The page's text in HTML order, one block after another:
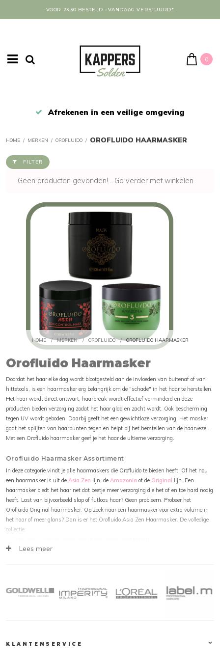
VOOR 23:30 BESTELD =VANDAAG VERSTUURD*
0
Afrekenen in een veilige omgeving
HOME / MERKEN / OROFLUIDO / OROFLUIDO HAARMASKER
FILTER
Geen producten gevonden!... Ga verder met winkelen
HOME / MERKEN / OROFLUIDO / OROFLUIDO HAARMASKER
Orofluido Haarmasker
Doordat het haar elke dag wordt blootgesteld aan de invloeden van buitenaf of van
hittetools, is een haarmasker erg belangrijk om de "schade" in het haar te herstellen.
Het haar wordt direct ontwart, haarbreuk wordt effectief verminderd en deze
producten bieden verzorging zodat het haar glad en zacht wordt. Ook bescherming
tegen UV wordt geboden. Daarbij geeft het een gewichtloze verzorging. Het masker
gaat het splijten van haarpunten tegen en helpt bij het herstellen van de haarvezel.
Met een Orofluido haarmasker geef je het haar de ultieme verzorging.
Orofluido Haarmasker Assortiment
In deze categorie vindt je alle haarmaskers die Orofluido te bieden heeft. Of het nou
een haarmasker is uit de Asia Zen lijn, de Amazonia of de Original
lijn. Een
haarmasker biedt het haar net dat beetje meer verzorging die het af en toe hard nodig
heeft. Last van bijvoorbeeld slap of futloos haar? Geen probleem. Probeer het
Orofluido Original haarmasker. Op zoek naar een haarmasker voor extra volume in
het haar of meer glans? Dan is er het Orofluido Asia Zen Haarmasker. De volledige
collectie:
Orofluido Asia Zen Control Mask
DeOrofluidoproducten zijn te vinden op Kapperssolden.be. Deze producten zijn snel,
veilig en eenvoudig online te bestellen. Natuurlijk tegen de scherpste prijzen. Houdt
Klantendienst
Lees meer
KLANTENSERVICE